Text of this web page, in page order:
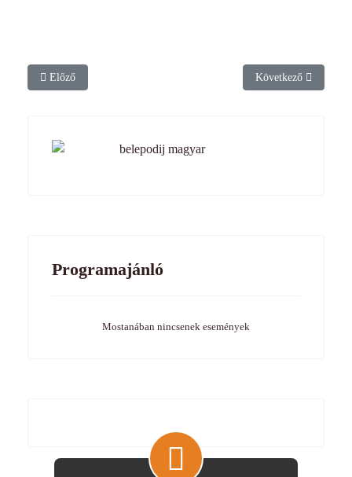
Előző cikk: Zárva tartás
Előző Következő cikk:
Következő
Programajánló
Mostanában nincsenek események